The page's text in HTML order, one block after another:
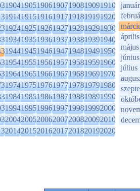
1904190519061907190819091910
1914191519161917191819191920
1924192519261927192819291930
1934193519361937193819391940
1944194519461947194819491950
1954195519561957195819591960
1964196519661967196819691970
1974197519761977197819791980
1984198519861987198819891990
1994199519961997199819992000
2004200520062007200820092010
2014201520162017201820192020
január
április
május
június
július